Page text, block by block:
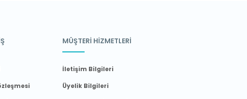
MÜŞTERİ HİZMETLERİ
İletişim Bilgileri
Üyelik Bilgileri